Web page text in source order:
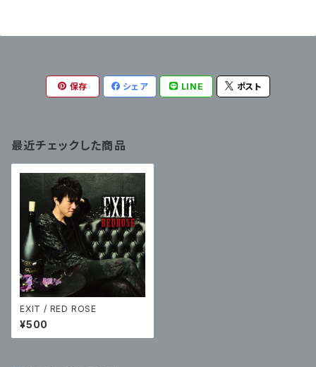
保存 シェア LINE ポスト
最近チェックした商品
EXIT / RED ROSE
¥500